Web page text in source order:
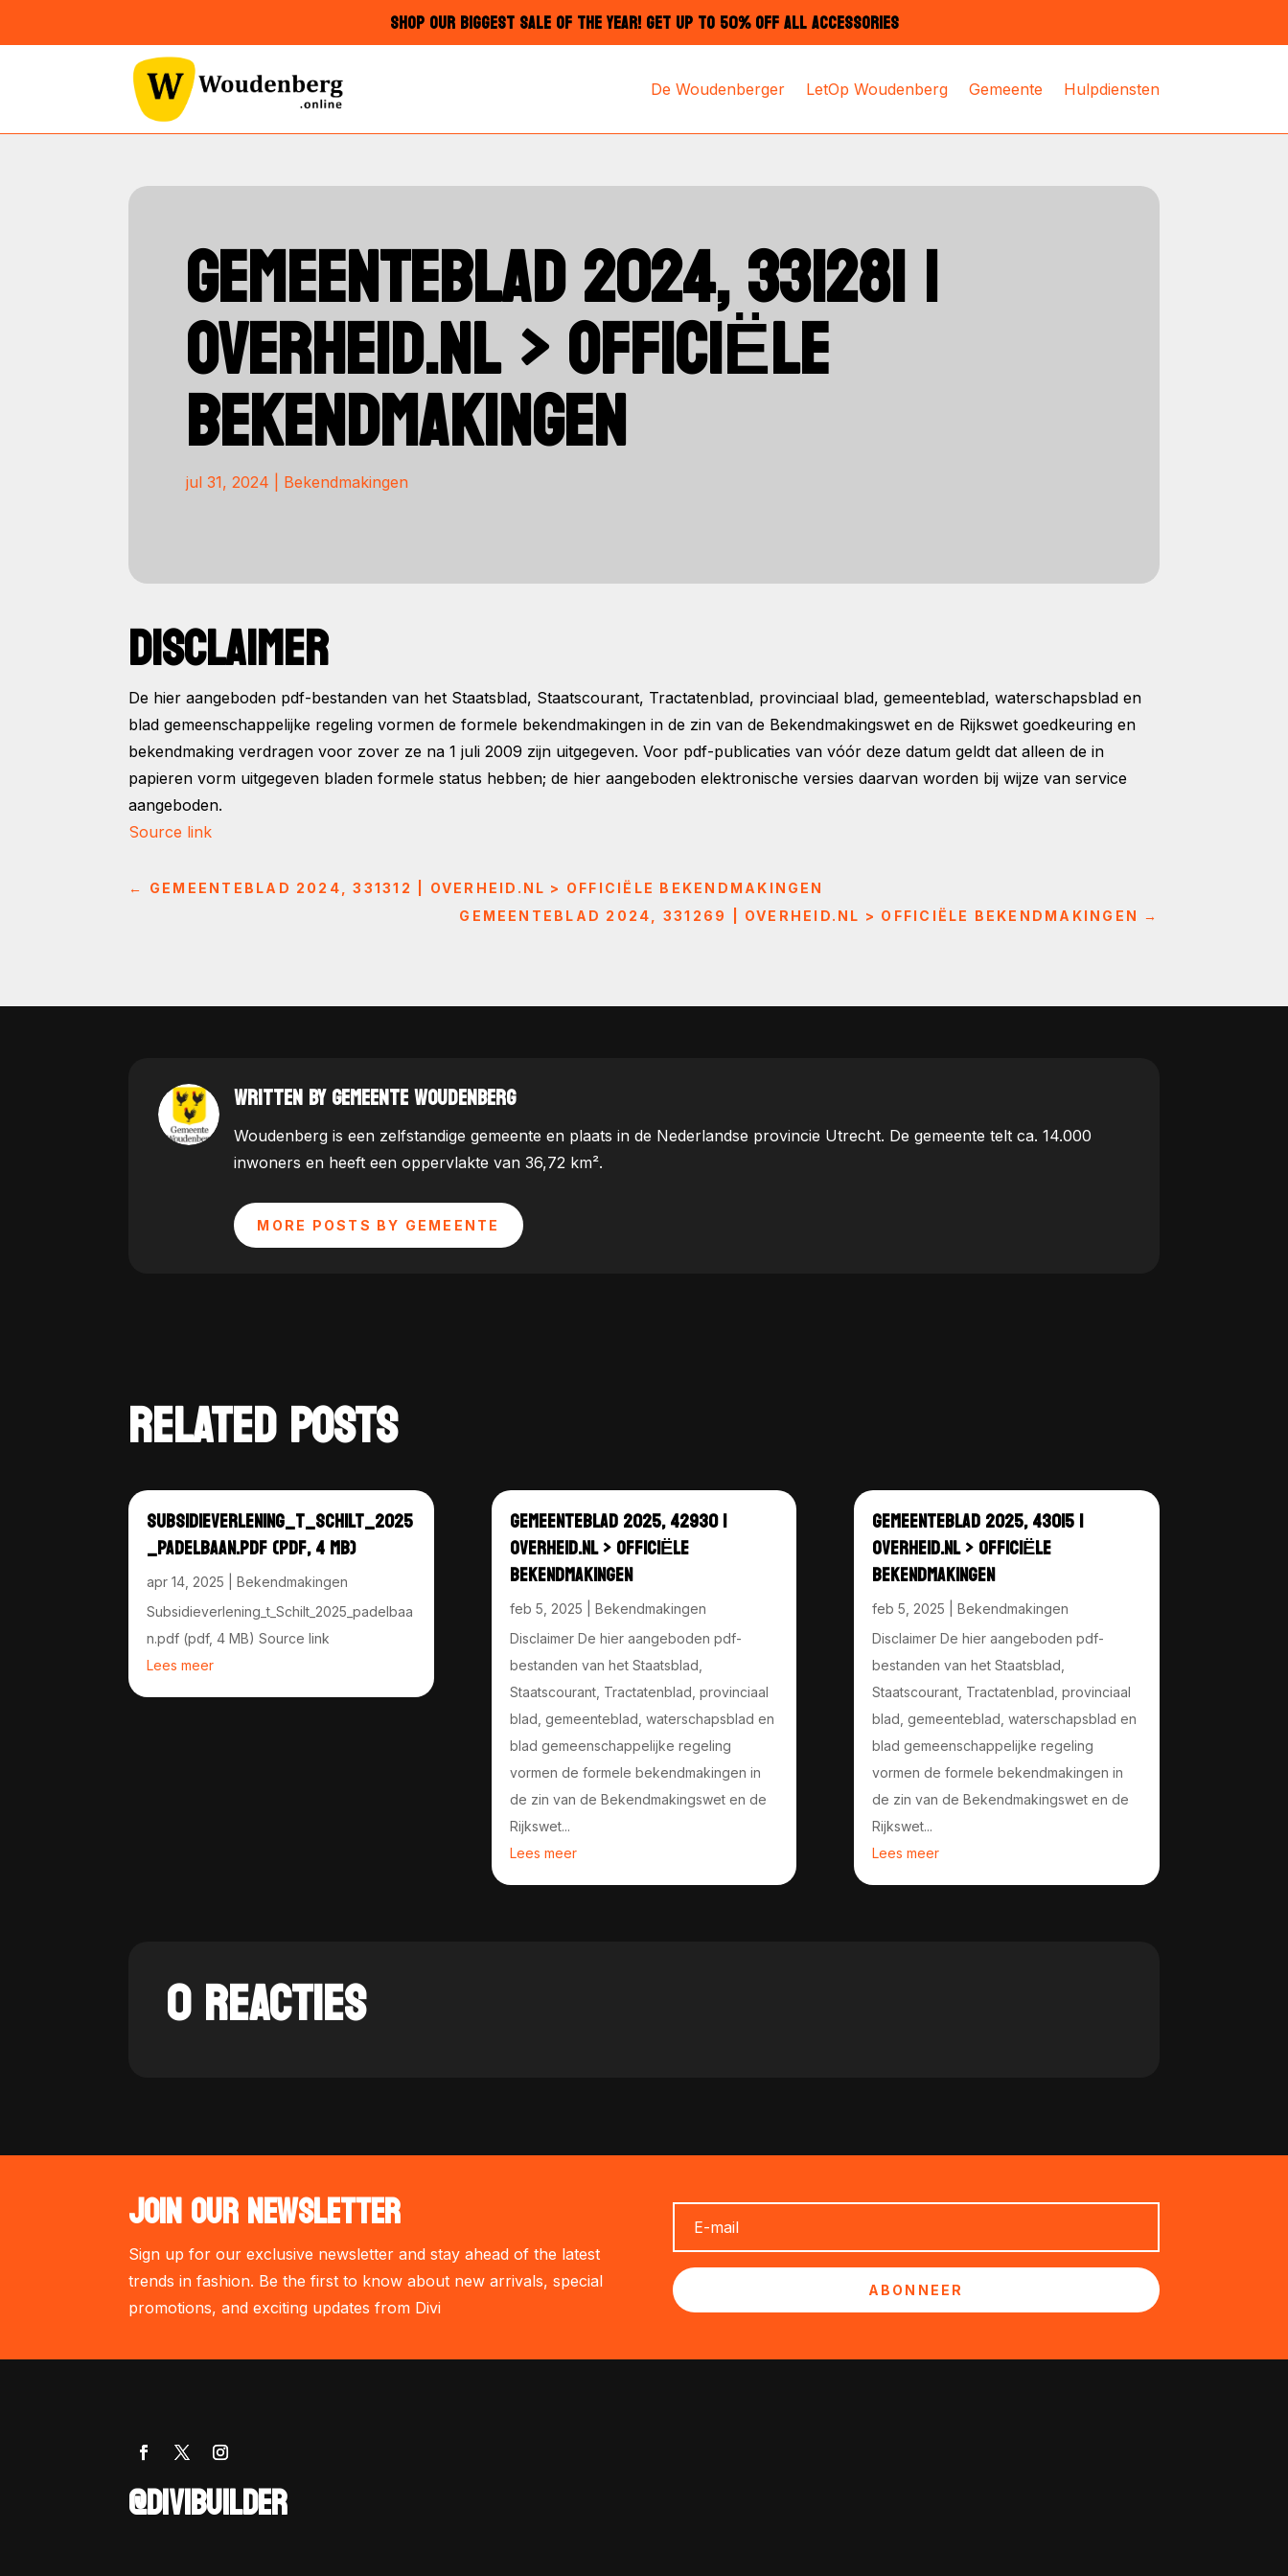
SHOP OUR BIGGEST SALE OF THE YEAR! GET UP TO 50% OFF ALL ACCESSORIES
De Woudenberger LetOp Woudenberg Gemeente Hulpdiensten
GEMEENTEBLAD 2024, 331281 |
OVERHEID.NL > OFFICIËLE
BEKENDMAKINGEN
jul 31, 2024 Bekendmakingen
DISCLAIMER
De hier aangeboden pdf-bestanden van het Staatsblad, Staatscourant, Tractatenblad, provinciaal blad, gemeenteblad, waterschapsblad en
blad gemeenschappelijke regeling vormen de formele bekendmakingen in de zin van de Bekendmakingswet en de Rijkswet goedkeuring en
bekendmaking verdragen voor zover ze na 1 juli 2009 zijn uitgegeven. Voor pdf-publicaties van vóór deze datum geldt dat alleen de in
papieren vorm uitgegeven bladen formele status hebben; de hier aangeboden elektronische versies daarvan worden bij wijze van service
aangeboden.
Source link
← GEMEENTEBLAD 2024, 331312 | OVERHEID.NL > OFFICIËLE BEKENDMAKINGEN
GEMEENTEBLAD 2024, 331269 | OVERHEID.NL > OFFICIËLE BEKENDMAKINGEN →
WRITTEN BY GEMEENTE WOUDENBERG
Woudenberg is een zelfstandige gemeente en plaats in de Nederlandse provincie Utrecht. De gemeente telt ca. 14.000
inwoners en heeft een oppervlakte van 36,72 km².
MORE POSTS BY GEMEENTE
RELATED POSTS
SUBSIDIEVERLENING_T_SCHILT_2025
_PADELBAAN.PDF (PDF, 4 MB)
apr 14, 2025 |Bekendmakingen
Subsidieverlening_t_Schilt_2025_padelbaa
n.pdf (pdf, 4 MB) Source link
Lees meer
GEMEENTEBLAD 2025, 42930 |
OVERHEID.NL > OFFICIËLE
BEKENDMAKINGEN
feb 5, 2025
Bekendmakingen
Disclaimer De hier aangeboden pdf-
bestanden van het Staatsblad,
Staatscourant, Tractatenblad, provinciaal
blad, gemeenteblad, waterschapsblad en
blad gemeenschappelijke regeling
vormen de formele bekendmakingen in
de zin van de Bekendmakingswet en de
Rijkswet...
Lees meer
GEMEENTEBLAD 2025, 43015 |
OVERHEID.NL > OFFICIËLE
BEKENDMAKINGEN
feb 5, 2025
Bekendmakingen
Disclaimer De hier aangeboden pdf-
bestanden van het Staatsblad,
Staatscourant, Tractatenblad, provinciaal
blad, gemeenteblad, waterschapsblad en
blad gemeenschappelijke regeling
vormen de formele bekendmakingen in
de zin van de Bekendmakingswet en de
Rijkswet...
Lees meer
0 REACTIES
JOIN OUR NEWSLETTER
Sign up for our exclusive newsletter and stay ahead of the latest
trends in fashion. Be the first to know about new arrivals, special
promotions, and exciting updates from Divi
ABONNEER
@DIVIBUILDER